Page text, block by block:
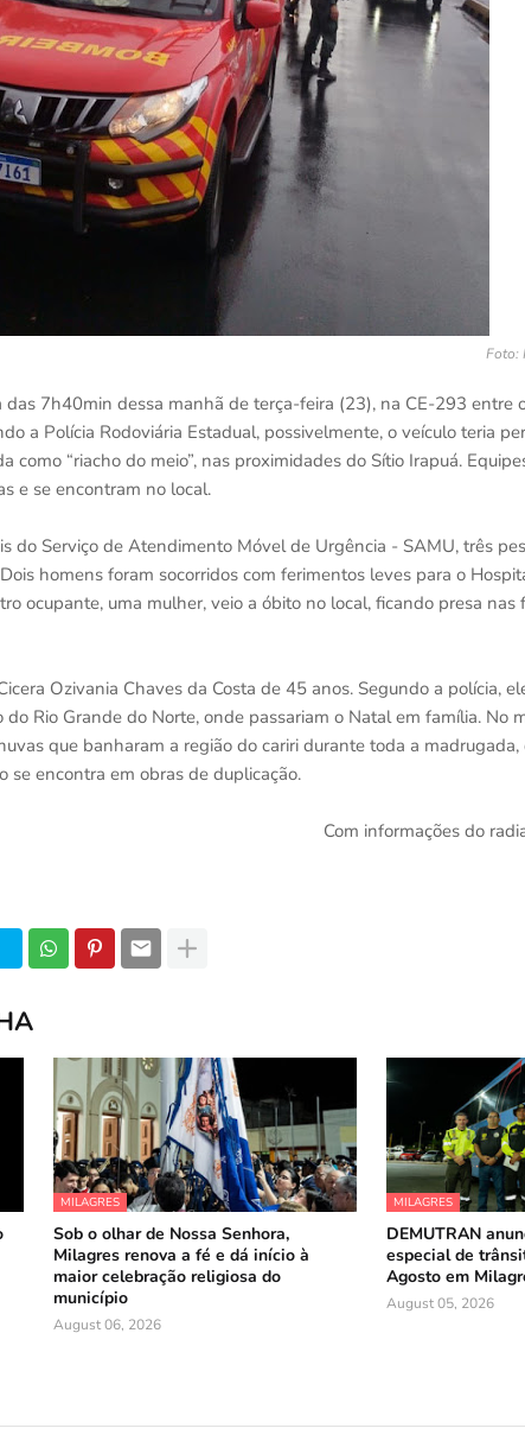
Foto:
7h40min dessa manhã de terça-feira (23), na CE-293 entre
a Polícia Rodoviária Estadual, possivelmente, o veículo teria
como “riacho do meio”, nas proximidades do Sítio Irapuá.
e se encontram no local.
do Serviço de Atendimento Móvel de Urgência - SAMU, três
homens foram socorridos com ferimentos leves para o
ocupante, uma mulher, veio a óbito no local, ficando presa nas
Ozivania Chaves da Costa de 45 anos. Segundo a polícia,
Rio Grande do Norte, onde passariam o Natal em família. No
que banharam a região do cariri durante toda a
se encontra em obras de duplicação.
Com informações do
MILAGRES
Sob o olhar de Nossa Senhora,
Milagres renova a fé e dá início à
maior celebração religiosa do
município
August 06, 2026
MILAGRES
DEMUTRAN
especial de
Agosto em
August 05, 2026